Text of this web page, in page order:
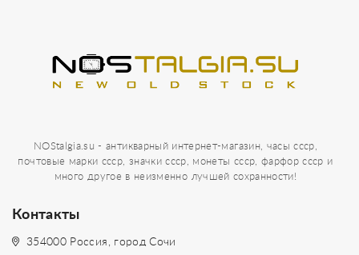
NOStalgia.su - антикварный интернет-магазин, часы ссср,
почтовые марки ссср, значки ссср, монеты ссср, фарфор ссср и
много другое в неизменно лучшей сохранности!
Контакты
354000 Россия, город Сочи